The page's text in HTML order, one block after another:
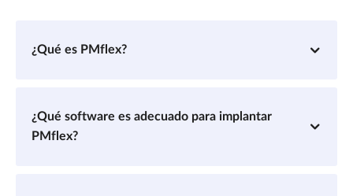
¿Qué es PMflex?
¿Qué software es adecuado para implantar
PMflex?